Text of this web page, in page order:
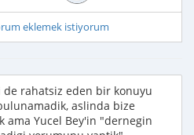
eklemek istiyorum
rahatsiz eden bir konuyu
aslinda bize
ama Yucel Bey'in "dernegin